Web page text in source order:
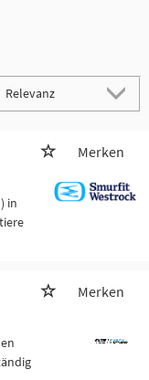
Merken
in
Merken